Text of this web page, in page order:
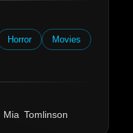
Horror
Movies
Tomlinson